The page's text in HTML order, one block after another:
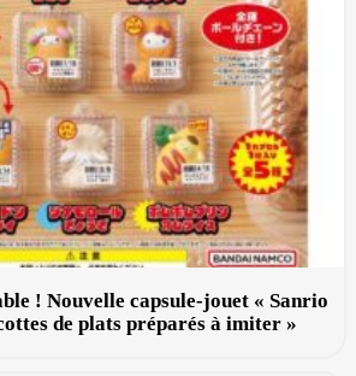
! Nouvelle capsule-jouet « Sanrio
de plats préparés à imiter »